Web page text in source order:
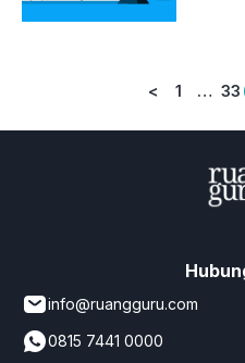
< 1 … 33
info@ruangguru.com
0815 7441 0000